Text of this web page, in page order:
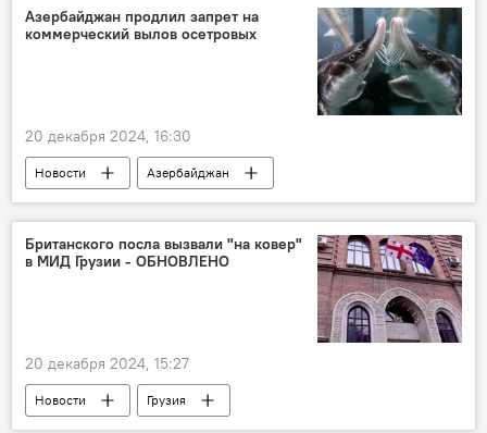
азербайджанские спортсмены
Допинг
Дисквалификация
Тхэквондо
Федерация тяжелой атлетики Азербайджана
Спорт
Азербайджан продлил запрет на
коммерческий вылов осетровых
20 декабря 2024, 16:30
Новости
Азербайджан
Каспийское море
прикаспийские страны
вылов осетровых
мораторий
Продление
Россия
Казахстан
Охрана
Общество
Британского посла вызвали "на ковер"
в МИД Грузии - ОБНОВЛЕНО
20 декабря 2024, 15:27
Новости
Грузия